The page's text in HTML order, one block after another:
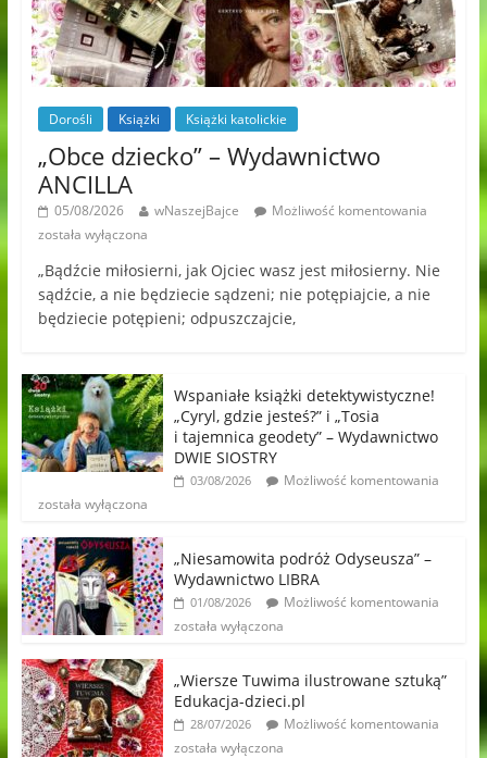
Dorośli Książki Książki katolickie
„Obce dziecko” – Wydawnictwo
ANCILLA
05/08/2026 wNaszejBajce
Możliwość komentowania
została wyłączona
„Bądźcie miłosierni, jak Ojciec wasz jest miłosierny. Nie
sądźcie, a nie będziecie sądzeni; nie potępiajcie, a nie
będziecie potępieni; odpuszczajcie,
Wspaniałe książki detektywistyczne!
„Cyryl, gdzie jesteś?” i „Tosia
i tajemnica geodety” – Wydawnictwo
DWIE SIOSTRY
03/08/2026
Możliwość komentowania
została wyłączona
„Niesamowita podróż Odyseusza” –
Wydawnictwo LIBRA
01/08/2026
Możliwość komentowania
została wyłączona
„Wiersze Tuwima ilustrowane sztuką”
Edukacja-dzieci.pl
28/07/2026
Możliwość komentowania
została wyłączona